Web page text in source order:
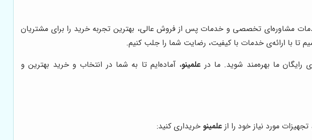
مشاوره‌ای تخصصی و خدمات پس از فروش عالی، بهترین تجربه خرید را برای مشتریان
تا با ارائه‌ی خدمات با کیفیت، رضایت شما را جلب کنیم.
ما بهره‌مند شوید. ما در علمینو، آماده‌ایم تا به شما در انتخاب و خرید بهترین و
مورد نیاز خود را از علمینو خریداری کنید: